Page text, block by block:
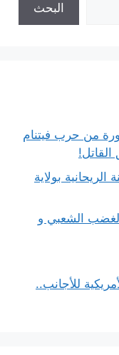
البحث
من حرب فيتنام
بولاية
الشعبي و
للأجانب..